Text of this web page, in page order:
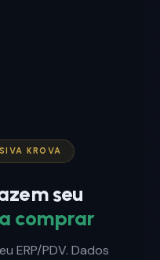
KROVA
seu
comprar
ERP/PDV. Dados